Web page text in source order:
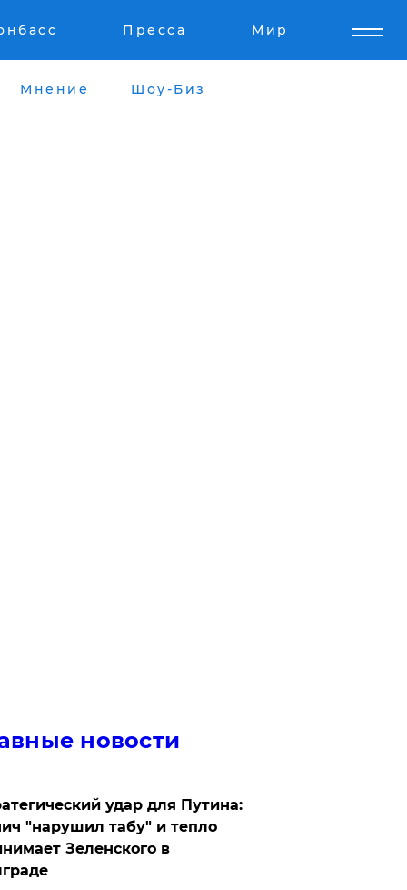
Пресса Мир
Мнение Шоу-Биз
новости
удар для Путина:
"нарушил табу" и тепло
Зеленского в